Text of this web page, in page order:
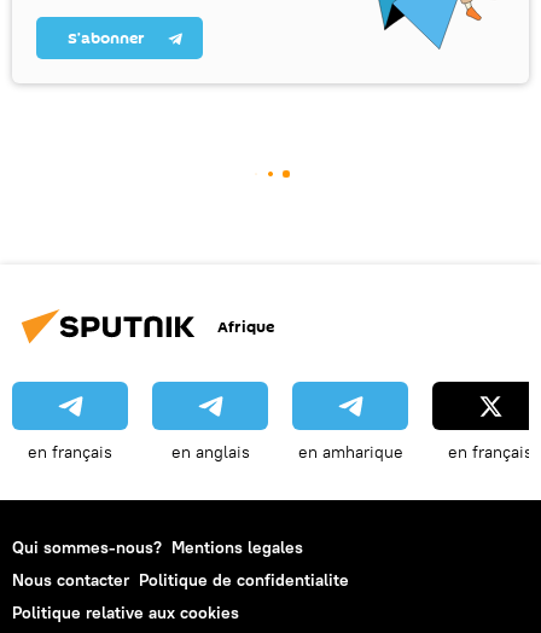
S’abonner
Afrique
en français en anglais en amharique en français
Qui sommes-nous? Mentions legales
Nous contacter Politique de confidentialite
Politique relative aux cookies